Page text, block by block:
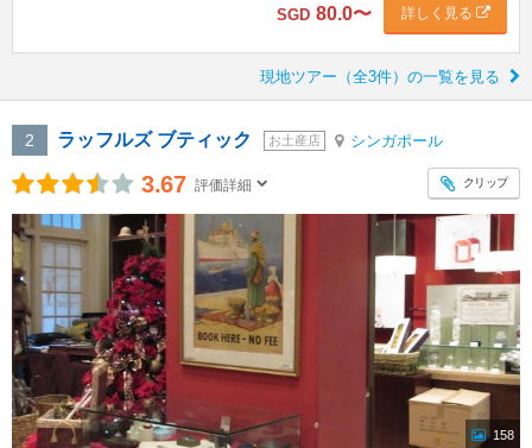
SGD 80.0〜 詳しく見る
現地ツアー（全3件）の一覧を見る
2 ラッフルズ ブティック お土産店 シンガポール
3.67 評価詳細 クリップ
158